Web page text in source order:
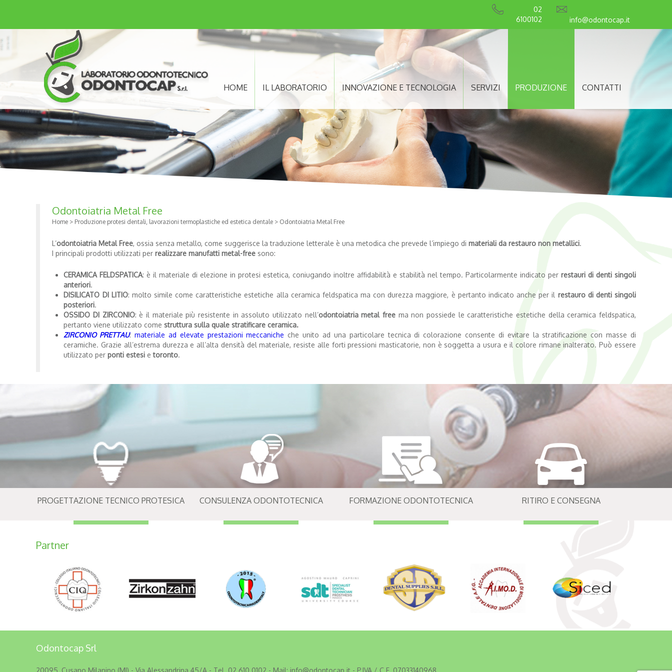
info@odontocap.it
02
6100102
HOME IL LABORATORIO INNOVAZIONE E TECNOLOGIA SERVIZI PRODUZIONE CONTATTI
Odontoiatria Metal Free
Home > Produzione protesi dentali, lavorazioni termoplastiche ed estetica dentale > Odontoiatria Metal Free
L’odontoiatria Metal Free, ossia senza metallo, come suggerisce la traduzione letterale è una metodica che prevede l’impiego di materiali da restauro non metallici.
I principali prodotti utilizzati per realizzare manufatti metal-free sono:
CERAMICA FELDSPATICA: è il materiale di elezione in protesi estetica, coniugando inoltre affidabilità e stabilità nel tempo. Particolarmente indicato perrestauri di denti singoli
anteriori.
DISILICATO DI LITIO: molto simile come caratteristiche estetiche alla ceramica feldspatica ma con durezza maggiore, è pertanto indicato anche per il restauro di denti singoli
posteriori.
OSSIDO DI ZIRCONIO: è il materiale più resistente in assoluto utilizzato nell’odontoiatria metal free ma non possiede le caratteristiche estetiche della ceramica feldspatica,
pertanto viene utilizzato come struttura sulla quale stratificare ceramica.
ZIRCONIO PRETTAU:materiale ad elevate prestazioni meccaniche che unito ad una particolare tecnica di colorazione consente di evitare la stratificazione con masse di
ceramiche. Grazie all’estrema durezza e all’alta densità del materiale, resiste alle forti pressioni masticatorie, non è soggetta a usura e il colore rimane inalterato. Può essere
utilizzato perponti estesi etoronto.
PROGETTAZIONE TECNICO PROTESICA CONSULENZA ODONTOTECNICA FORMAZIONE ODONTOTECNICA RITIRO E CONSEGNA
Partner
Odontocap Srl
20095, Cusano Milanino (MI) - Via Alessandrina 45/A - Tel. 02 610 0102 - Mail: info@odontocap.it - P.IVA / C.F. 07033140968